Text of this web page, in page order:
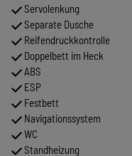
Servolenkung
Separate Dusche
Reifendruckkontrolle
Doppelbett im Heck
ABS
ESP
Festbett
Navigationssystem
WC
Standheizung